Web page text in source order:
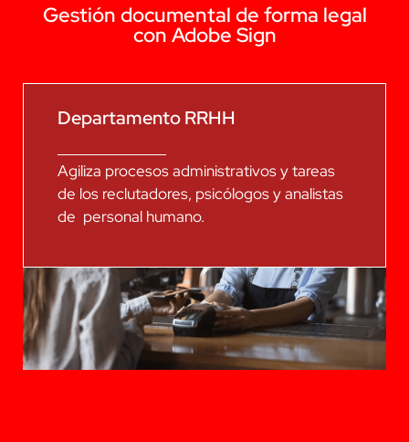
Gestión documental de forma legal
con Adobe Sign
Departamento RRHH
Agiliza procesos administrativos y tareas
de los reclutadores, psicólogos y analistas
de personal humano.